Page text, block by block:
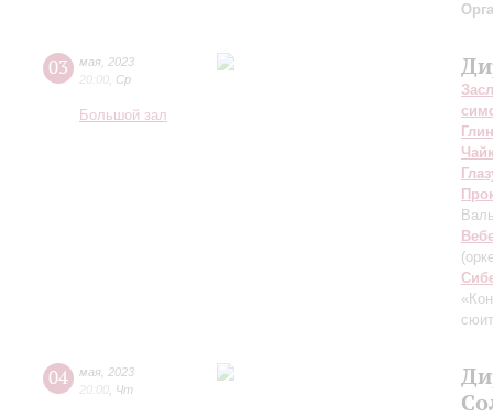
03 мая 2023
20:00 Ср
Большой зал
04 мая 2023
20:00 Чт